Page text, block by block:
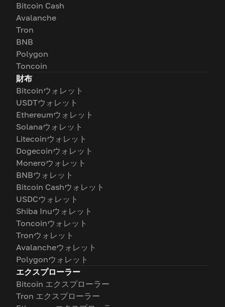
Bitcoin Cash
Avalanche
Tron
BNB
Polygon
Toncoin
財布
Bitcoinウォレット
USDTウォレット
Ethereumウォレット
Solanaウォレット
Litecoinウォレット
Dogecoinウォレット
Moneroウォレット
BNBウォレット
Bitcoin Cashウォレット
USDCウォレット
Shiba Inuウォレット
Toncoinウォレット
Tronウォレット
Avalancheウォレット
Polygonウォレット
エクスプローラー
Bitcoin エクスプローラー
Tron エクスプローラー